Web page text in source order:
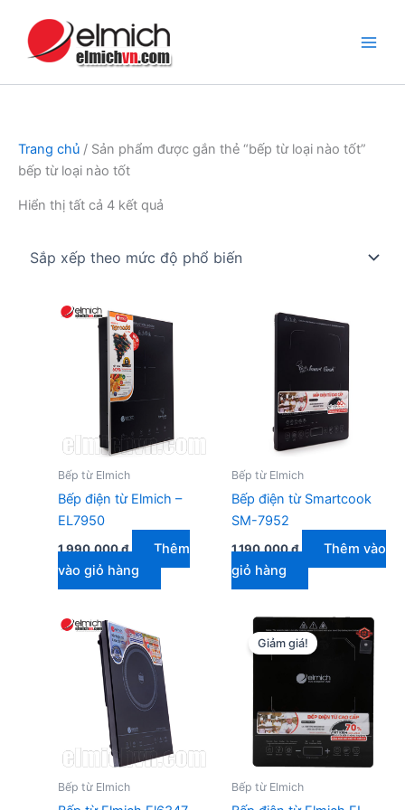
Trang chủ / Sản phẩm được gắn thẻ “bếp từ loại nào tốt”
bếp từ loại nào tốt
Hiển thị tất cả 4 kết quả
xếp
theo
phổ
Bếp từ Elmich
Bếp điện từ Elmich –
EL7950
1.990.000₫
Thêm
vào giỏ hàng
Bếp từ Elmich
Bếp điện từ Smartcook
SM-7952
1.190.000₫
Thêm vào
giỏ hàng
Bếp từ Elmich
Giảm giá!
Bếp từ Elmich